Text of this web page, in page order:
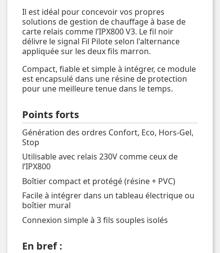
Il est idéal pour concevoir vos propres
solutions de gestion de chauffage à base de
carte relais comme l’IPX800 V3. Le fil noir
délivre le signal Fil Pilote selon l'alternance
appliquée sur les deux fils marron.
Compact, fiable et simple à intégrer, ce module
est encapsulé dans une résine de protection
pour une meilleure tenue dans le temps.
Points forts
Génération des ordres Confort, Eco, Hors-Gel,
Stop
Utilisable avec relais 230V comme ceux de
l’IPX800
Boîtier compact et protégé (résine + PVC)
Facile à intégrer dans un tableau électrique ou
boîtier mural
Connexion simple à 3 fils souples isolés
En bref :